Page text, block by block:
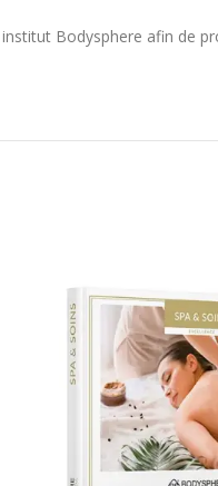
institut Bodysphere afin de